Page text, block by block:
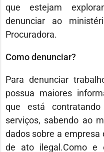
que estejam
denunciar ao
Procuradora.
Como denunciar?
Para denunciar
possua maiores
que está
serviços, sabendo ao
dados sobre a
de ato ilegal.Como e